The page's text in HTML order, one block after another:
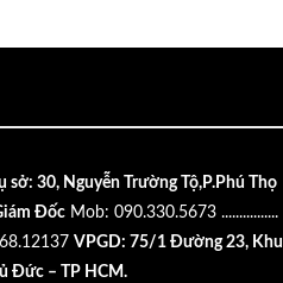
sở: 30, Nguyễn Trường Tộ,P.Phú Thọ
Đốc Mob: 090.330.5673 ................
VPGD: 75/1 Đường 23, Khu
Đức – TP HCM.